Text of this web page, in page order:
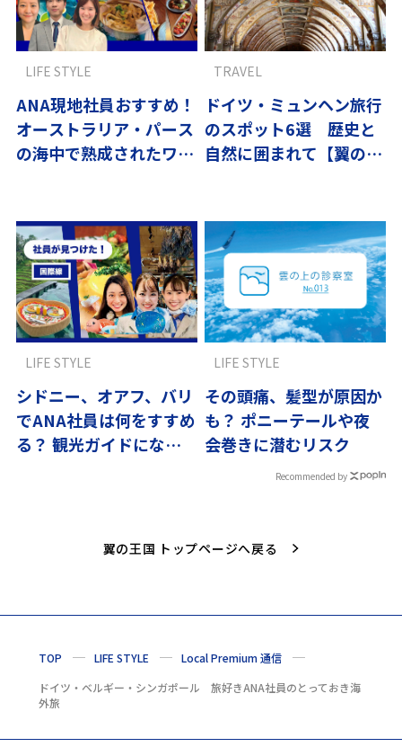
ANA現地社員おすすめ！
オーストラリア・パース
の海中で熟成されたワイ
LIFE STYLE
ドイツ・ミュンヘン旅行
のスポット6選 歴史と
自然に囲まれて【翼の王
TRAVEL
シドニー、オアフ、バリ
でANA社員は何をすすめ
る？ 観光ガイドにな
LIFE STYLE
その頭痛、髪型が原因か
も？ ポニーテールや夜
会巻きに潜むリスク
LIFE STYLE
Recommended by
翼の王国 トップページへ戻る
TOP LIFE STYLE
Local Premium 通信
ドイツ・ベルギー・シンガポール 旅好きANA社員のとっておき海
外旅